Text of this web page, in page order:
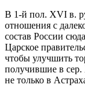
В 1‑й пол. XVI в.
отношения с
состав России
Царское
чтобы улучшить
получившие в сер.
не только в